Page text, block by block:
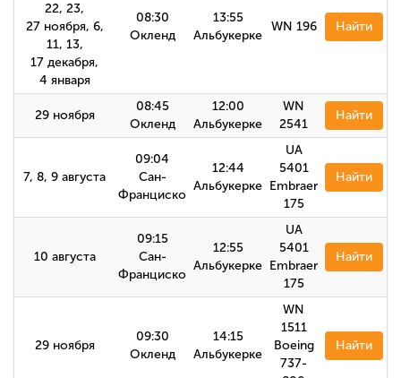
22, 23,
27 ноября, 6,
11, 13,
17 декабря,
4 января
08:30
Окленд
13:55
Альбукерке
WN 196 Найти
29 ноября
08:45
Окленд
12:00
Альбукерке
WN
2541
Найти
7, 8, 9 августа
09:04
Сан-
Франциско
12:44
Альбукерке
UA
5401
Embraer
175
Найти
10 августа
09:15
Сан-
Франциско
12:55
Альбукерке
UA
5401
Embraer
175
Найти
29 ноября
09:30
Окленд
14:15
Альбукерке
WN
1511
Boeing
737-
Найти